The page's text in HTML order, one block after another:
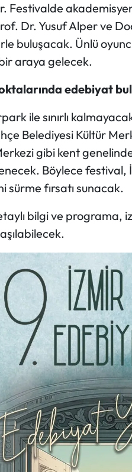
Festivalde
Dr. Yusuf Alper ve
buluşacak. Ünlü
bir araya gelecek.
edebiyat
ile sınırlı
Belediyesi Kültür
gibi kent
Böylece festival,
sürme fırsatı sunacak.
bilgi ve programa,